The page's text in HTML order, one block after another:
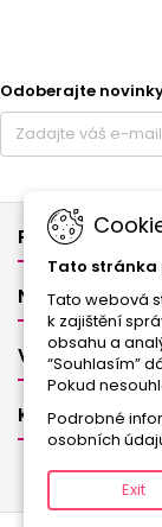
Odoberajte
PRODUKTY
NAŠE
VÁŠ ÚČET
KONTAKT
Tato stránka
Tato webová
k zajištění
obsahu a
“Souhlasím”
Pokud
Podrobné
osobních
Exit